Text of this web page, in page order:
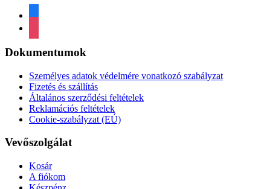
Dokumentumok
Személyes adatok védelmére vonatkozó szabályzat
Fizetés és szállítás
Általános szerződési feltételek
Reklamációs feltételek
Cookie-szabályzat (EÚ)
Vevőszolgálat
Kosár
A fiókom